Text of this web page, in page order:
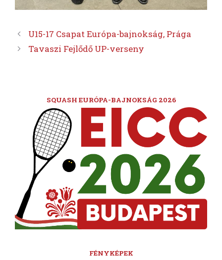
U15-17 Csapat Európa-bajnokság, Prága
Tavaszi Fejlődő UP-verseny
SQUASH EURÓPA-BAJNOKSÁG 2026
FÉNYKÉPEK